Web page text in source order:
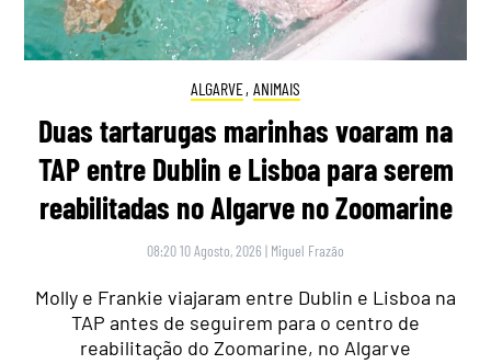
ALGARVE, ANIMAIS
Duas tartarugas marinhas voaram na
TAP entre Dublin e Lisboa para serem
reabilitadas no Algarve no Zoomarine
08:20 10 Agosto, 2026 | Miguel Frazão
Molly e Frankie viajaram entre Dublin e Lisboa na
TAP antes de seguirem para o centro de
reabilitação do Zoomarine, no Algarve